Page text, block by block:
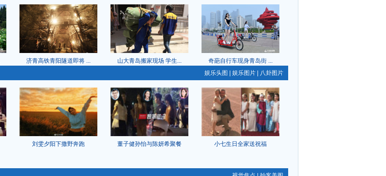
济青高铁青阳隧道即将 ... 山大青岛搬家现场 学生...
奇葩自行车现身青岛街 ...
娱乐头图 娱乐图片 八卦图片
刘雯夕阳下撒野奔跑 董子健孙怡与陈妍希聚餐 小七生日全家送祝福